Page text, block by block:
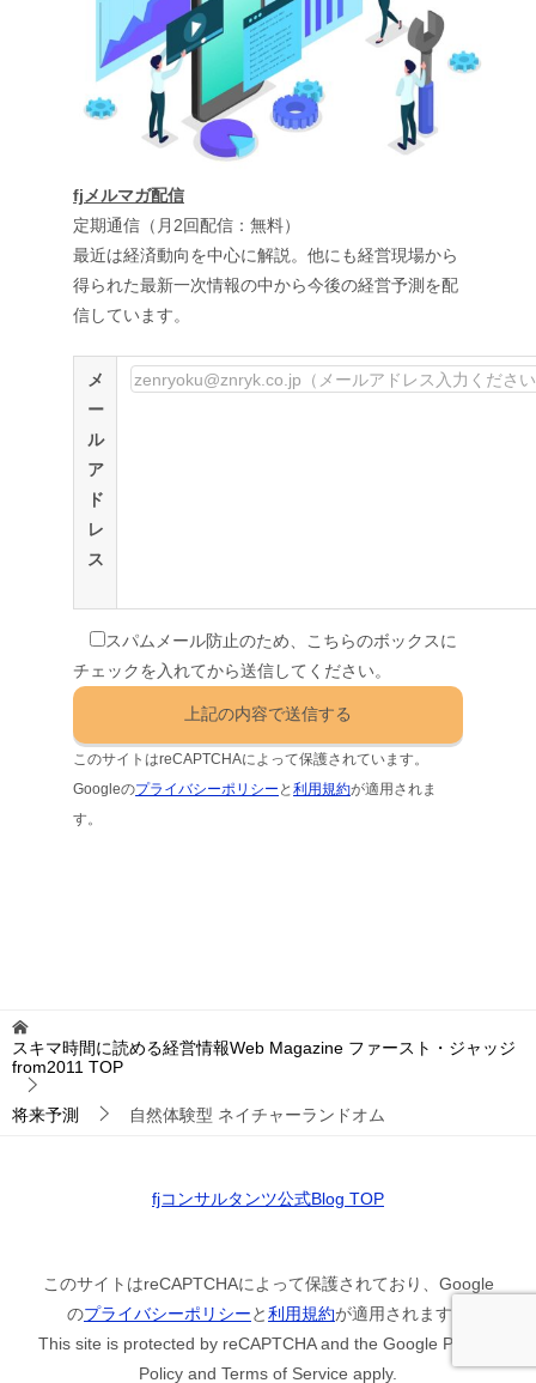
fjメルマガ配信
定期通信（月2回配信：無料）
最近は経済動向を中心に解説。他にも経営現場から
得られた最新一次情報の中から今後の経営予測を配
信しています。
メ
ー
ル
ア
ド
レ
ス
スパムメール防止のため、こちらのボックスに
チェックを入れてから送信してください。
このサイトはreCAPTCHAによって保護されています。
Googleのプライバシーポリシー と利用規約が適用されま
す。
スキマ時間に読める経営情報Web Magazine ファースト・ジャッジ
from2011 TOP
将来予測 自然体験型 ネイチャーランドオム
fjコンサルタンツ公式Blog TOP
このサイトはreCAPTCHAによって保護されており、Google
のプライバシーポリシーと利用規約が適用されます。
This site is protected by reCAPTCHA and the Google Privacy
Policy and Terms of Service apply.